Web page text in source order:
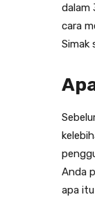
dalam
cara
Simak
Anda
apa